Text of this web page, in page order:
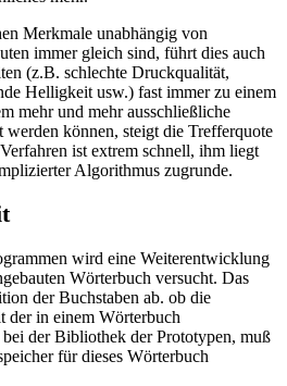
Merkmale unabhängig von
immer gleich sind, führt dies auch
(z.B. schlechte Druckqualität,
Helligkeit usw.) fast immer zu einem
mehr und mehr ausschließliche
können, steigt die Trefferquote
ist extrem schnell, ihm liegt
Algorithmus zugrunde.
wird eine Weiterentwicklung
Wörterbuch versucht. Das
der Buchstaben ab. ob die
der in einem Wörterbuch
der Bibliothek der Prototypen, muß
für dieses Wörterbuch